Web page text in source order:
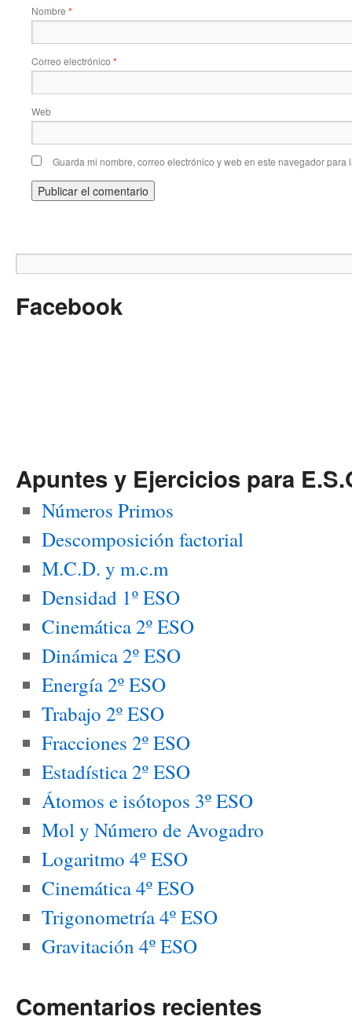
Nombre *
Correo electrónico *
Web
Guarda mi nombre, correo electrónico y web en este navegador para
Facebook
Apuntes y Ejercicios para
Números Primos
Descomposición factorial
M.C.D. y m.c.m
Densidad 1º ESO
Cinemática 2º ESO
Dinámica 2º ESO
Energía 2º ESO
Trabajo 2º ESO
Fracciones 2º ESO
Estadística 2º ESO
Átomos e isótopos 3º ESO
Mol y Número de Avogadro
Logaritmo 4º ESO
Cinemática 4º ESO
Trigonometría 4º ESO
Gravitación 4º ESO
Comentarios recientes